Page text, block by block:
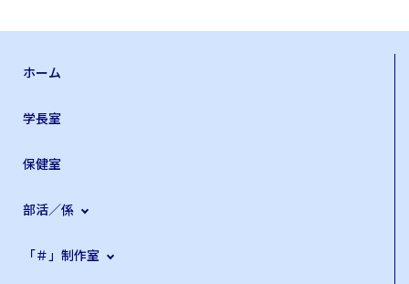
ホーム
学長室
保健室
部活／係
「＃」制作室